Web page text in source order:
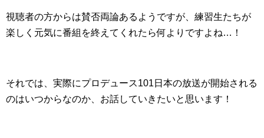
視聴者の方からは賛否両論あるようですが、練習生たちが
楽しく元気に番組を終えてくれたら何よりですよね…！
それでは、実際にプロデュース101日本の放送が開始される
のはいつからなのか、お話していきたいと思います！